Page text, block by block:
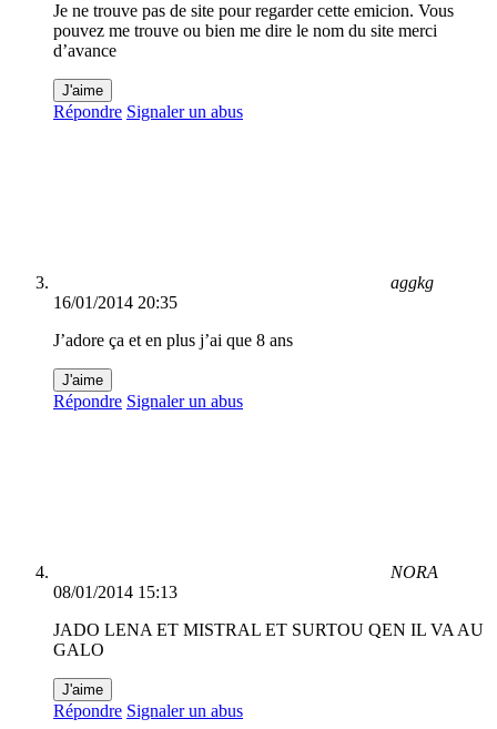
Je ne trouve pas de site pour regarder cette emicion. Vous
pouvez me trouve ou bien me dire le nom du site merci
d’avance
J'aime
Répondre Signaler un abus
aggkg
16/01/2014 20:35
J’adore ça et en plus j’ai que 8 ans
J'aime
Répondre Signaler un abus
NORA
08/01/2014 15:13
JADO LENA ET MISTRAL ET SURTOU QEN IL VA AU
GALO
J'aime
Répondre Signaler un abus